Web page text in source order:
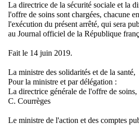
La directrice de la sécurité sociale et la
l'offre de soins sont chargées, chacune
l'exécution du présent arrêté, qui sera
au Journal officiel de la République
Fait le 14 juin 2019.
La ministre des solidarités et de la santé,
Pour la ministre et par délégation :
La directrice générale de l'offre de soins,
C. Courrèges
Le ministre de l'action et des comptes